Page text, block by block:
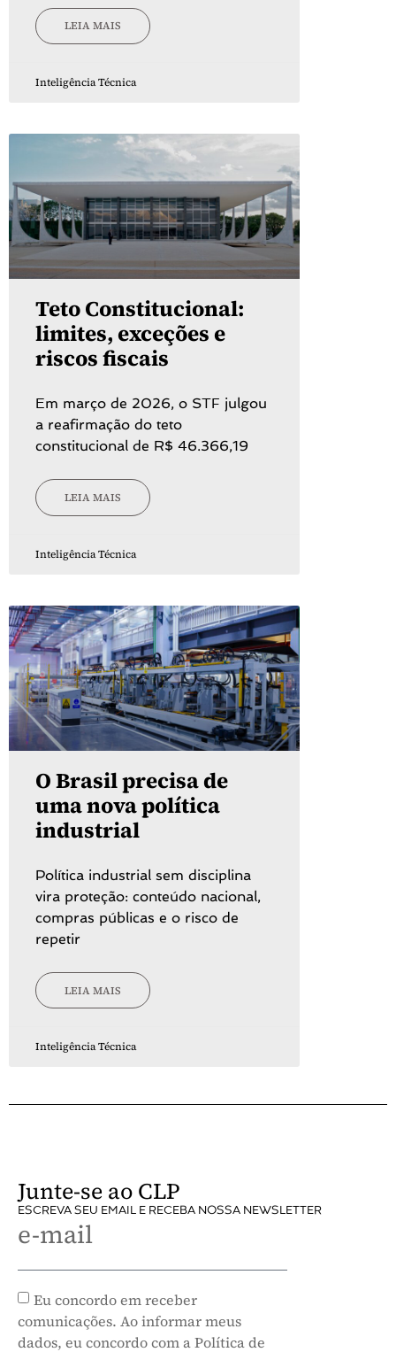
LEIA MAIS
Inteligência Técnica
Teto Constitucional:
limites, exceções e
riscos fiscais
Em março de 2026, o STF julgou
a reafirmação do teto
constitucional de R$ 46.366,19
LEIA MAIS
Inteligência Técnica
O Brasil precisa de
uma nova política
industrial
Política industrial sem disciplina
vira proteção: conteúdo nacional,
compras públicas e o risco de
repetir
LEIA MAIS
Inteligência Técnica
Junte-se ao CLP
ESCREVA SEU EMAIL E RECEBA NOSSA NEWSLETTER
e-mail
Eu concordo em receber
comunicações. Ao informar meus
dados, eu concordo com a Política de